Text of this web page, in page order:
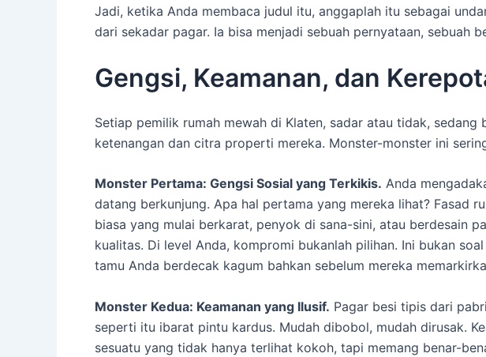
Jadi, ketika Anda membaca judul itu, anggaplah itu sebagai
dari sekadar pagar. Ia bisa menjadi sebuah pernyataan, sebuah
Gengsi, Keamanan, dan
Setiap pemilik rumah mewah di Klaten, sadar atau tidak,
ketenangan dan citra properti mereka. Monster-monster ini
Monster Pertama: Gengsi Sosial yang Terkikis. Anda
datang berkunjung. Apa hal pertama yang mereka lihat? Fasad
biasa yang mulai berkarat, penyok di sana-sini, atau berdesain
kualitas. Di level Anda, kompromi bukanlah pilihan. Ini bukan
tamu Anda berdecak kagum bahkan sebelum mereka
Monster Kedua: Keamanan yang Ilusif. Pagar besi tipis dari
seperti itu ibarat pintu kardus. Mudah dibobol, mudah dirusak.
sesuatu yang tidak hanya terlihat kokoh, tapi memang benar-